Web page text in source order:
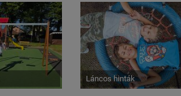
Láncos hinták